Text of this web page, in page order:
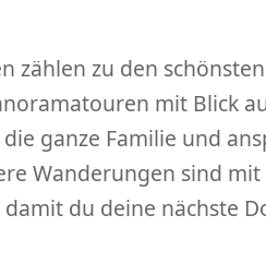
zählen zu den
mit Blick
ganze Familie und
Wanderungen sind mit
damit du deine nächste